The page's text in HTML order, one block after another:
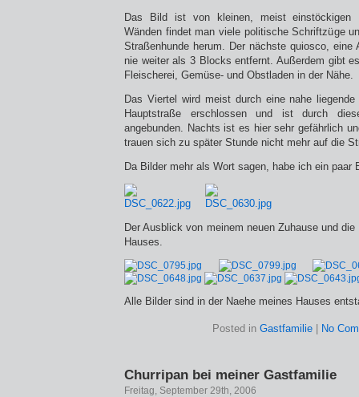
Das Bild ist von kleinen, meist einstöckigen
Wänden findet man viele politische Schriftzüge
Straßenhunde herum. Der nächste quiosco, eine
nie weiter als 3 Blocks entfernt. Außerdem gibt
Fleischerei, Gemüse- und Obstladen in der Nähe.
Das Viertel wird meist durch eine nahe
Hauptstraße erschlossen und ist durch
angebunden. Nachts ist es hier sehr gefährlich
trauen sich zu später Stunde nicht mehr auf die
Da Bilder mehr als Wort sagen, habe ich ein paar
Der Ausblick von meinem neuen Zuhause und
Hauses.
Alle Bilder sind in der Naehe meines Hauses
Posted in Gastfamilie No
Churripan bei meiner Gastfamilie
Freitag, September 29th, 2006